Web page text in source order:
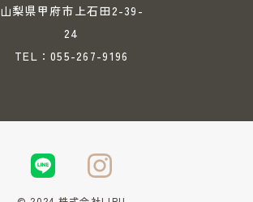
山梨県甲府市上石田2-39-
24
TEL： 055-267-9196